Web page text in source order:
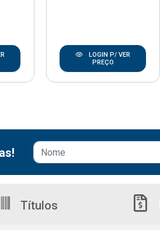
LOGIN P/ VER
PREÇO
Títulos